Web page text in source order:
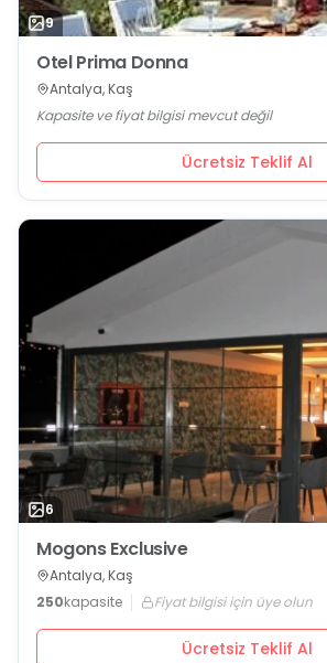
9
Otel Prima Donna
Antalya, Kaş
Kapasite ve fiyat bilgisi mevcut değil
Ücretsiz Teklif Al
6
Mogons Exclusive
Antalya, Kaş
250kapasite Fiyat bilgisi için üye olun
Ücretsiz Teklif Al